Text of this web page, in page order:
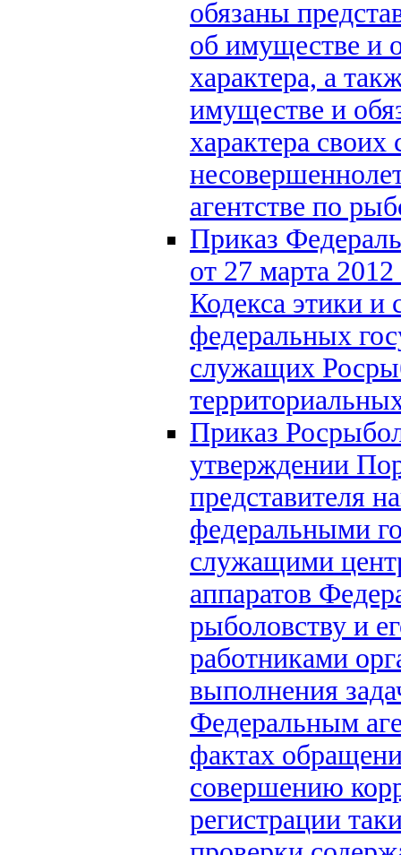
обязаны
об имуществе и
характера, а
имуществе и
характера своих
агентстве по
Приказ
от 27 марта
Кодекса этики и
федеральных
служащих
Приказ
утверждении
представителя
федеральными
служащими
аппаратов
рыболовству и
работниками
выполнения
Федеральным
фактах
совершению
регистрации